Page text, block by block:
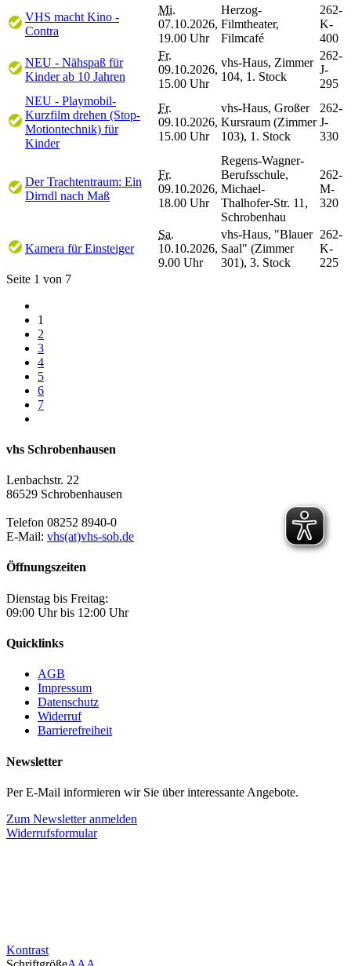
VHS macht Kino -
Contra
Mi.
07.10.2026,
19.00 Uhr
Herzog-
Filmtheater,
Filmcafé
262-
K-
400
NEU - Nähspaß für
Kinder ab 10 Jahren
Fr.
09.10.2026,
15.00 Uhr
vhs-Haus, Zimmer
104, 1. Stock
262-
J-
295
NEU - Playmobil-
Kurzfilm drehen (Stop-
Motiontechnik) für
Kinder
Fr.
09.10.2026,
15.00 Uhr
vhs-Haus, Großer
Kursraum (Zimmer
103), 1. Stock
262-
J-
330
Der Trachtentraum: Ein
Dirndl nach Maß
Fr.
09.10.2026,
18.00 Uhr
Regens-Wagner-
Berufsschule,
Michael-
Thalhofer-Str. 11,
Schrobenhau
262-
M-
320
Kamera für Einsteiger
Sa.
10.10.2026,
9.00 Uhr
vhs-Haus, "Blauer
Saal" (Zimmer
301), 3. Stock
262-
K-
225
Seite 1 von 7
1
2
3
4
5
6
7
vhs Schrobenhausen
Lenbachstr. 22
86529 Schrobenhausen
Telefon 08252 8940-0
E-Mail: vhs(at)vhs-sob.de
Öffnungszeiten
Dienstag bis Freitag:
09:00 Uhr bis 12:00 Uhr
Quicklinks
AGB
Impressum
Datenschutz
Widerruf
Barrierefreiheit
Newsletter
Per E-Mail informieren wir Sie über interessante Angebote.
Zum Newsletter anmelden
Widerrufsformular
Kontrast